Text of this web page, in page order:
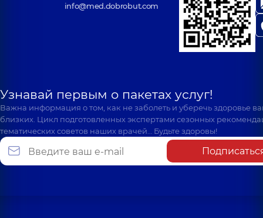
info@med.dobrobut.com
Узнавай первым о пакетах услуг!
Важна информация о том, как не заболеть и уберечь здоровье
близких. Цикл подготовленных экспертами сезонных
тематических советов наших врачей… Будьте здоровы!